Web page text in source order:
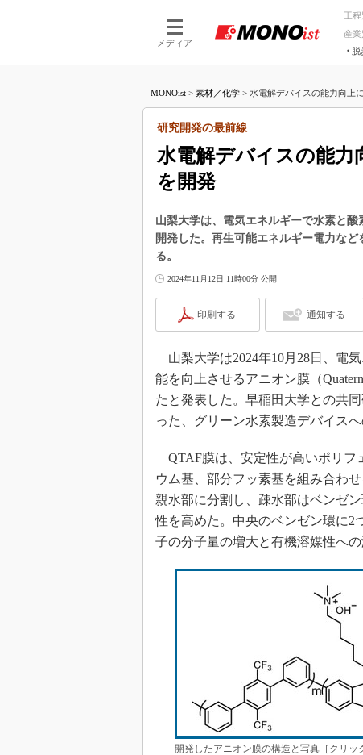
メディア
工程
産業
脱
つながる工場
AI×設備
MONOist > 素材／化学 > 水電解デバイスの能力向上
水電解デバイスの能
を開発
研究開発の最前線
山梨大学は、電気エネルギーで水素と
開発した。再生可能エネルギー電力な
る。
2024年11月12日 11時00分 公開
印刷する 通知する
山梨大学は2024年10月28日、電
能を向上させるアニオン膜（
たと発表した。早稲田大学との共
った、グリーン水素製造デバイスへ
QTAF膜は、安定性が高いポリフ
ウム基、部分フッ素基を組み合わ
親水部に分割し、疎水部はベンゼ
性を高めた。中央のベンゼン環に2
子の分子量の増大と有機溶媒性へ
開発したアニオン膜の構造と写真［クリッ